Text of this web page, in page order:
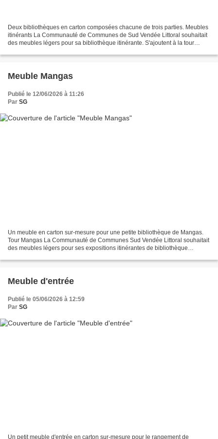
Deux bibliothèques en carton composées chacune de trois parties. Meubles
itinérants La Communauté de Communes de Sud Vendée Littoral souhaitait
des meubles légers pour sa bibliothèque itinérante. S'ajoutent à la tour
Meuble Mangas
Publié le 12/06/2026 à 11:26
Par SG
Un meuble en carton sur-mesure pour une petite bibliothèque de Mangas.
Tour Mangas La Communauté de Communes Sud Vendée Littoral souhaitait
des meubles légers pour ses expositions itinérantes de bibliothèque
Meuble d'entrée
Publié le 05/06/2026 à 12:59
Par SG
Un petit meuble d'entrée en carton sur-mesure pour le rangement de